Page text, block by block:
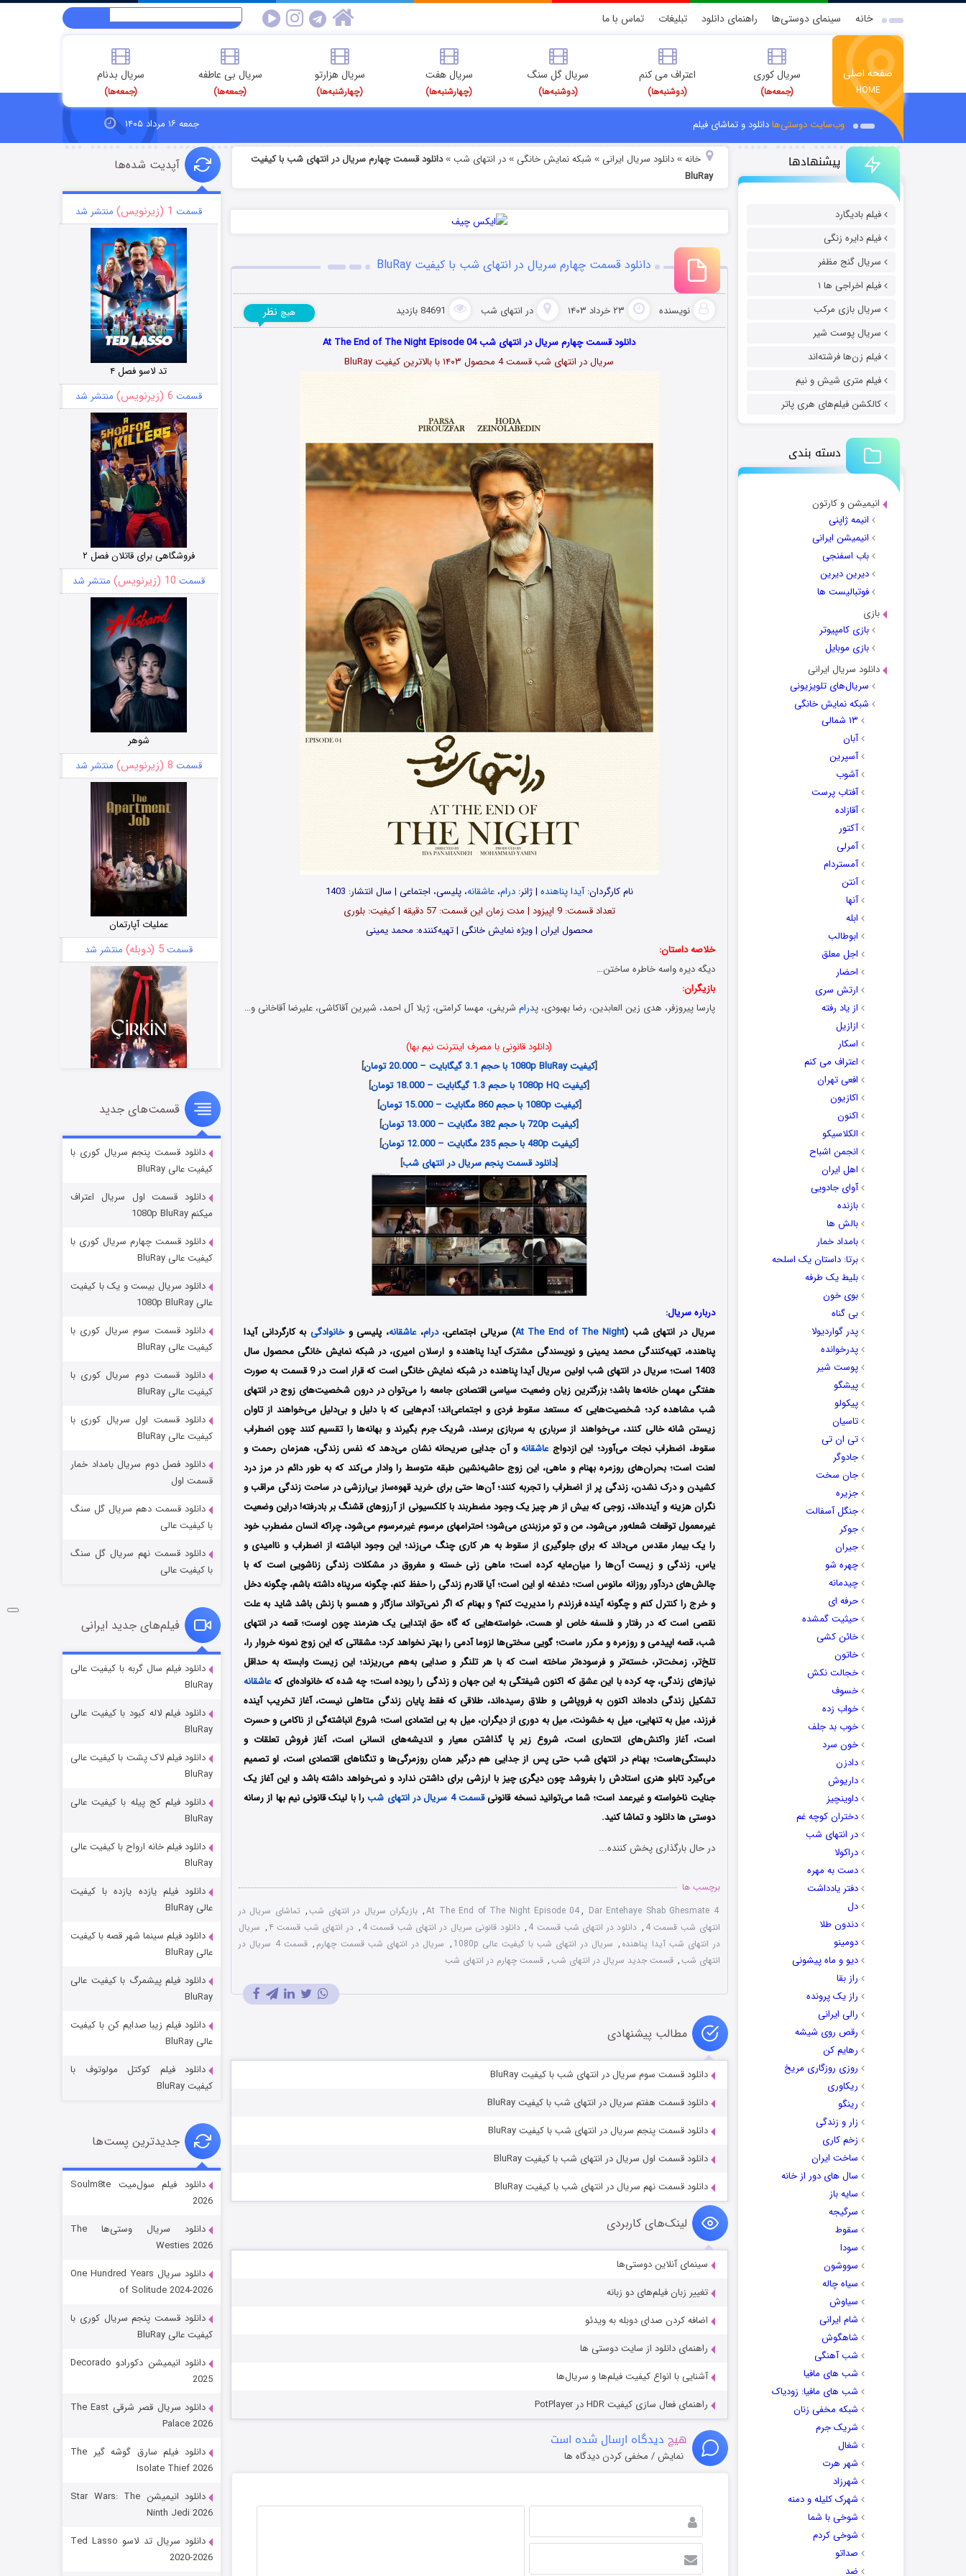
خانه سینمای دوستی‌ها راهنمای دانلود تبلیغات تماس با ما
صفحه اصلی
HOME
سریال کوری
(جمعه‌ها)
اعتراف می کنم
(دوشنبه‌ها)
سریال گل سنگ
(دوشنبه‌ها)
سریال هفت
(چهارشنبه‌ها)
سریال هزارتو
(چهارشنبه‌ها)
سریال بی عاطفه
(جمعه‌ها)
سریال بدنام
(جمعه‌ها)
وب‌سایت دوستی‌هادانلود و تماشای فیلم جمعه ۱۶ مرداد ۱۴۰۵
پیشنهادها
فیلم بادیگارد
فیلم دایره زنگی
سریال گنج مظفر
فیلم اخراجی ها ۱
سریال بازی مرکب
سریال پوست شیر
فیلم زن‌ها فرشته‌اند
فیلم متری شیش و نیم
کالکشن فیلم‌های هری پاتر
دسته بندی
انیمیشن و کارتون
انیمه ژاپنی
انیمیشن ایرانی
باب اسفنجی
دیرین دیرین
فوتبالیست ها
بازی
بازی کامپیوتر
بازی موبایل
دانلود سریال ایرانی
سریال‌های تلویزیونی
شبکه نمایش خانگی
۱۳ شمالی
آبان
آسپرین
آشوب
آفتاب پرست
آقازاده
آکتور
آمرلی
آمستردام
آنتن
آنها
ابله
ابوطالب
اجل معلق
احضار
ارتش سری
از یاد رفته
ازازیل
اسکار
اعتراف می کنم
افعی تهران
اکازیون
اکنون
الکلاسیکو
انجمن اشباح
اهل ایران
آوای جادویی
بازنده
بالش ها
بامداد خمار
برتا: داستان یک اسلحه
بلیط یک‌‌ طرفه
بوی خون
بی گناه
پدر گواردیولا
پدرخوانده
پوست شیر
پیشگو
پیکولو
تاسیان
تی ان تی
جادوگر
جان سخت
جزیره
جنگل آسفالت
جوکر
جیران
چهره شو
چیدمانه
حرفه ای
حیثیت گمشده
خائن کشی
خاتون
خجالت نکش
خسوف
خواب زده
خوب بد جلف
خون سرد
دادزن
داریوش
داوینچیز
دختران کوچه غم
در انتهای شب
دراکولا
دست به مهره
دفتر یادداشت
دل
دندون طلا
دومینو
دیو و ماه پیشونی
راز بقا
راز یک پرونده
رالی ایرانی
رقص روی شیشه
رهایم کن
روزی روزگاری مریخ
ریکاوری
رینگو
زار و زندگی
زخم کاری
ساخت ایران
سال های دور از خانه
سایه باز
سرگیجه
سقوط
سودا
سووشون
سیاه چاله
سیاوش
شام ایرانی
شاهگوش
شب آهنگی
شب های مافیا
شب های مافیا: زودیاک
شبکه مخفی زنان
شریک جرم
شغال
شهر هرت
شهرزاد
شهرک کلیله و دمنه
شوخی با شما
شوخی کردم
صداتو
ضد
خانه» دانلود سریال ایرانی » شبکه نمایش خانگی » در انتهای شب »دانلود قسمت چهارم سریال در انتهای شب با کیفیت
BluRay
دانلود قسمت چهارم سریال در انتهای شب با کیفیت BluRay
نویسنده ۲۳ خرداد ۱۴۰۳ در انتهای شب 84691 بازدید هیچ نظر
دانلود قسمت چهارم سریال در انتهای شب At The End of The Night Episode 04
سریال در انتهای شب قسمت 4 محصول ۱۴۰۳ با بالاترین کیفیت BluRay
نام کارگردان:آیدا پناهنده | ژانر:درام،عاشقانه، پلیسی، اجتماعی | سال انتشار: 1403
تعداد قسمت‌: 9 اپیزود | مدت زمان این قسمت: 57 دقیقه | کیفیت: بلوری
محصول ایران | ویژه نمایش خانگی | تهیه‌کننده: محمد یمینی
خلاصه داستان:
دیگه دیره واسه خاطره ساختن…
بازیگران:
پارسا پیروزفر، هدی زین العابدین، رضا بهبودی، پدرام شریفی، مهسا کرامتی، ژیلا آل احمد، شیرین آقاکاشی، علیرضا آقاخانی و…
(دانلود قانونی با مصرف اینترنت نیم بها)
[کیفیت 1080p BluRay با حجم 3.1 گیگابایت – 20.000 تومان
]
[کیفیت 1080p HQ با حجم 1.3 گیگابایت – 18.000 تومان
]
[کیفیت 1080p با حجم 860 مگابایت – 15.000 تومان
]
[کیفیت 720p با حجم 382 مگابایت – 13.000 تومان
]
[کیفیت 480p با حجم 235 مگابایت – 12.000 تومان
]
[دانلود قسمت پنجم سریال در انتهای شب]
درباره سریال:
سریال در انتهای شب (At The End of The Night) سریالی اجتماعی،درام،عاشقانه، پلیسی وخانوادگی به کارگردانی آیدا
پناهنده، تهیه‌کنندگی محمد یمینی و نویسندگی مشترک آیدا پناهنده و ارسلان امیری، در شبکه نمایش خانگی محصول سال
1403 است؛ سریال در انتهای شب اولین سریال آیدا پناهنده در شبکه نمایش خانگی است که قرار است در 9 قسمت به صورت
هفتگی مهمان خانه‌ها باشد؛ بزرگترین زیان وضعیت سیاسی اقتصادی جامعه را می‌توان در درون شخصیت‌های زوج در انتهای
شب مشاهده کرد؛ شخصیت‌هایی که مستعد سقوط فردی و اجتماعی‌اند؛ آدم‌هایی که با دلیل و بی‌دلیل می‌خواهند از تاوان
زیستن شانه خالی کنند، می‌خواهند از سرباری به سربازی برسند، شریک جرم بگیرند و بهانه‌ها را تقسیم کنند چون اضطراب
سقوط، اضطراب نجات می‌آورد؛ این ازدواجعاشقانهو آن جدایی صریحانه نشان می‌دهد که نفس زندگی، همزمان رحمت و
لعنت است؛ بحران‌های روزمره‌ بهنام و ماهی، این زوج حاشیه‌نشین طبقه متوسط را وادار می‌کند که به طور دائم در مرز درد
کشیدن و درک نشدن، زندگی پر از اضطراب را تجربه کنند؛ آن‌ها حتی برای خرید قهوه‌ساز بی‌ارزشی در ساحت زندگی مراقب و
نگران هزینه و آینده‌اند، زوجی که بیش از هر چیز یک وجود مضطربند با کلکسیونی از آرزوهای قشنگ بر بادرفته! دراین وضعیت
غیرمعمول توقعات شعله‌ور می‌شود، من و تو مرزبندی می‌شود؛ احترام‍های مرسوم غیرمرسوم می‌شود، چراکه انسان مضطرب خود
را یک بیمار مقدس می‌داند که برای جلوگیری از سقوط به هر کاری چنگ می‌زند؛ این وجود انباشته از اضطراب و ناامیدی و
یاس، زندگی و زیست آن‌ها را میان‌مایه کرده است؛ ماهی زنی خسته و مغروق در مشکلات زندگی زناشویی است که با
چالش‌های دردآور روزانه مانوس است؛ دغدغه او این است؛ آیا قادرم زندگی را حفظ کنم، چگونه سرپناه داشته باشم، چگونه دخل
و خرج را کنترل کنم و چگونه آینده فرزندم را مدیریت کنم؟ و بهنام که اگر نمی‌تواند سازگار و همسو با زنش باشد شاید به علت
نقصی است که در رفتار و فلسفه‌ خاص او هست، خواسته‌هایی که گاه حق ابتدایی یک هنرمند چون اوست؛ قصه در انتهای
شب، قصه اپیدمی و روزمره و مکرر ماست؛ گویی سختی‌ها لزوما آدمی را بهتر نخواهد کرد؛ مشقاتی که این زوج نمونه خروار را،
تلخ‌تر، زمخت‌تر، خسته‌تر و فرسوده‌تر ساخته است که با هر تلنگر و صدایی به‌هم می‌ریزند؛ این زیست وابسته به حداقل
نیازهای زندگی، چه کرده با این عشق که اکنون شیفتگی به این جهان و زندگی را ربوده است؛ چه شده که خانواده‌ای کهعاشقانه
تشکیل زندگی داده‌اند اکنون به فروپاشی و طلاق رسیده‌اند، طلاقی که فقط پایان زندگی متاهلی نیست، آغاز تخریب آینده
فرزند، میل به تنهایی، میل به خشونت، میل به دوری از دیگران، میل به بی اعتمادی است؛ شروع انباشته‌گی از ناکامی و حسرت
است، آغاز واکنش‌های انتحاری است، شروع زیر پا گذاشتن معیار و اندیشه‌های انسانی است، آغاز فروش تعلقات و
دلبستگی‌هاست؛ بهنام در انتهای شب حتی پس از جدایی هم درگیر همان روزمرگی‌ها و تنگناهای اقتصادی است، او تصمیم
می‌گیرد تابلو هنری استادش را بفروشد چون دیگری چیز با ارزشی برای داشتن ندارد و نمی‌خواهد داشته باشد و این آغاز یک
جنایت ناخواسته و غیرعمد است؛ شما می‌توانید نسخه قانونیقسمت 4 سریال در انتهای شب
را با لینک قانونی نیم بها از رسانه
دوستی ها دانلود و تماشا کنید.
در حال بارگذاری پخش کننده...
برچسب ها
At The End of The Night Episode 04, Dar Entehaye Shab Ghesmate 4
, بازیگران سریال در انتهای شب, تماشای سریال در
انتهای شب قسمت 4 , دانلود در انتهای شب قسمت 4 , دانلود قانونی سریال در انتهای شب قسمت 4 , در انتهای شب قسمت ۴ , سریال
در انتهای شب آیدا پناهنده , سریال در انتهای شب با کیفیت عالی 1080p , سریال در انتهای شب قسمت چهارم ,
قسمت 4 سریال در
انتهای شب, قسمت جدید سریال در انتهای شب, قسمت چهارم در انتهای شب
مطالب پیشنهادی
دانلود قسمت سوم سریال در انتهای شب با کیفیت BluRay
دانلود قسمت هفتم سریال در انتهای شب با کیفیت BluRay
دانلود قسمت پنجم سریال در انتهای شب با کیفیت BluRay
دانلود قسمت اول سریال در انتهای شب با کیفیت BluRay
دانلود قسمت نهم سریال در انتهای شب با کیفیت BluRay
لینک‌های کاربردی
سینمای آنلاین دوستی‌ها
تغییر زبان فیلم‌های دو زبانه
اضافه کردن صدای دوبله به ویدئو
راهنمای دانلود از سایت دوستی ها
آشنایی با انواع کیفیت فیلم‌ها و سریال‌ها
راهنمای فعال سازی کیفیت HDR در PotPlayer
هیچ دیدگاه ارسال شده است
نمایش / مخفی کردن دیدگاه ها
آپدیت شده‌ها
قسمت 1 (زیرنویس) منتشر شد
تد لاسو فصل ۴
قسمت 6 (زیرنویس) منتشر شد
فروشگاهی برای قاتلان فصل ۲
قسمت 10 (زیرنویس) منتشر شد
شوهر
قسمت 8 (زیرنویس) منتشر شد
عملیات آپارتمان
قسمت5 (دوبله) منتشر شد
سریال زشت
قسمت2 (زیرنویس) منتشر شد
مردگان متحرک: شهر مرده ۳
شکست استوارت در نجات جهان
قسمت 7 (زیرنویس) منتشر شد
شوگر فصل ۲
قسمت
خاندان اژدها فصل ۳
جادوگری در مغولستان
قسمت6 (زیرنویس)
رویایی برای تو
قسمت15 (دوبله)
قسمت‌های جدید
دانلود قسمت پنجم سریال کوری با
کیفیت عالی BluRay
دانلود قسمت اول سریال اعتراف
میکنم 1080p BluRay
دانلود قسمت چهارم سریال کوری با
کیفیت عالی BluRay
دانلود سریال بیست و یک با کیفیت
عالی 1080p BluRay
دانلود قسمت سوم سریال کوری با
کیفیت عالی BluRay
دانلود قسمت دوم سریال کوری با
کیفیت عالی BluRay
دانلود قسمت اول سریال کوری با
کیفیت عالی BluRay
دانلود فصل دوم سریال بامداد خمار
قسمت اول
دانلود قسمت دهم سریال گل سنگ
با کیفیت عالی
دانلود قسمت نهم سریال گل سنگ
با کیفیت عالی
فیلم‌های جدید ایرانی
دانلود فیلم سال گربه با کیفیت عالی
BluRay
دانلود فیلم لاله کبود با کیفیت عالی
BluRay
دانلود فیلم لاک پشت با کیفیت عالی
BluRay
دانلود فیلم کج‌ پیله با کیفیت عالی
BluRay
دانلود فیلم خانه ارواح با کیفیت عالی
BluRay
دانلود فیلم یازده یازده با کیفیت
عالی BluRay
دانلود فیلم سینما شهر قصه با کیفیت
عالی BluRay
دانلود فیلم پیشمرگ با کیفیت عالی
BluRay
دانلود فیلم زیبا صدایم کن با کیفیت
عالی BluRay
دانلود فیلم کوکتل مولوتوف با
کیفیت BluRay
جدیدترین پست‌ها
دانلود فیلم سول‌میت Soulm8te
2026
دانلود سریال وستی‌ها The
Westies 2026
دانلود سریال One Hundred Years
of Solitude 2024-2026
دانلود قسمت پنجم سریال کوری با
کیفیت عالی BluRay
دانلود انیمیشن دکورادو Decorado
2025
دانلود سریال قصر شرقی The East
Palace 2026
دانلود فیلم سارق گوشه گیر The
Isolate Thief 2026
دانلود انیمیشن Star Wars: The
Ninth Jedi 2026
دانلود سریال تد لاسو Ted Lasso
2020-2026